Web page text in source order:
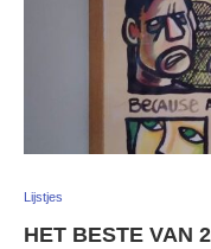
Lijstjes
HET BESTE VAN